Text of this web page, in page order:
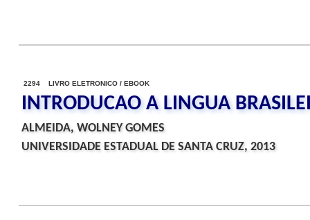
2294 LIVRO ELETRONICO / EBOOK
INTRODUCAO A LINGUA
ALMEIDA, WOLNEY GOMES
UNIVERSIDADE ESTADUAL DE SANTA CRUZ, 2013